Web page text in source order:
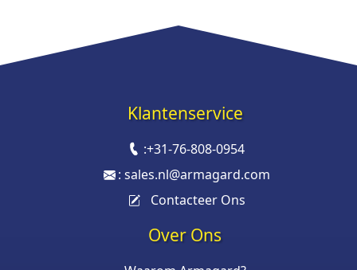
Klantenservice
:+31-76-808-0954
: sales.nl@armagard.com
Contacteer Ons
Over Ons